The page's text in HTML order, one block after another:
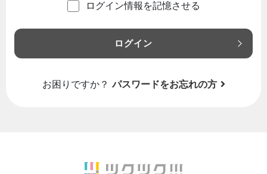
ログイン情報を記憶させる
ログイン
お困りですか？ パスワードをお忘れの方